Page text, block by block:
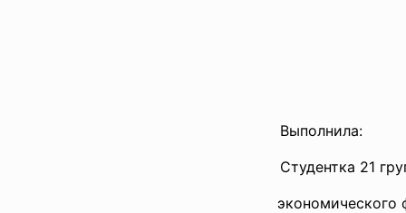
Выполнила:
Студентка 21
экономического